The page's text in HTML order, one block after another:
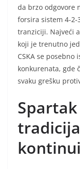
da brzo odgovore
forsira sistem 4-2-
tranziciji. Najveći
koji je trenutno
CSKA se
konkurenata, gde
svaku grešku